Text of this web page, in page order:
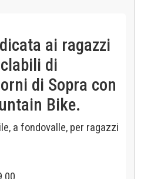
ai ragazzi
di
di Sopra con
Bike.
a fondovalle, per ragazzi